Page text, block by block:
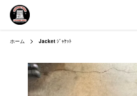
ホーム Jacket ｼﾞｬｹｯﾄ